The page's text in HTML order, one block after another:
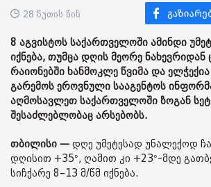
28 წუთის წინ
8 აგვისტოს საქართველოში ამინდი
იქნება, თუმცა დღის მეორე
რაიონებში ხანმოკლე წვიმა და
გარემოს ეროვნული სააგენტოს
აღმოსავლეთ საქართველოში ზოგან
შესაძლებლობაც არსებობს.
თბილისი — დღე უმეტესად უნალექოდ
დღისით +35°, ღამით კი +23°-მდე
სიჩქარე 8–13 მ/წმ იქნება.